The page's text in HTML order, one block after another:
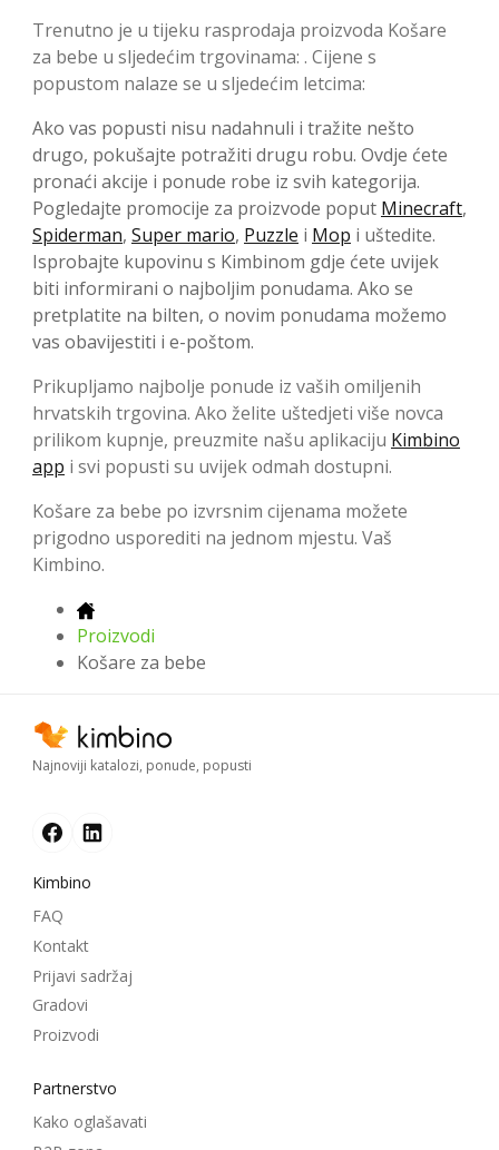
Trenutno je u tijeku rasprodaja proizvoda Košare
za bebe u sljedećim trgovinama: . Cijene s
popustom nalaze se u sljedećim letcima:
Ako vas popusti nisu nadahnuli i tražite nešto
drugo, pokušajte potražiti drugu robu. Ovdje ćete
pronaći akcije i ponude robe iz svih kategorija.
Pogledajte promocije za proizvode poput Minecraft,
Spiderman, Super mario, Puzzle i Mop i uštedite.
Isprobajte kupovinu s Kimbinom gdje ćete uvijek
biti informirani o najboljim ponudama. Ako se
pretplatite na bilten, o novim ponudama možemo
vas obavijestiti i e-poštom.
Prikupljamo najbolje ponude iz vaših omiljenih
hrvatskih trgovina. Ako želite uštedjeti više novca
prilikom kupnje, preuzmite našu aplikaciju Kimbino
app i svi popusti su uvijek odmah dostupni.
Košare za bebe po izvrsnim cijenama možete
prigodno usporediti na jednom mjestu. Vaš
Kimbino.
Proizvodi
Košare za bebe
Najnoviji katalozi, ponude, popusti
Kimbino
FAQ
Kontakt
Prijavi sadržaj
Gradovi
Proizvodi
Partnerstvo
Kako oglašavati